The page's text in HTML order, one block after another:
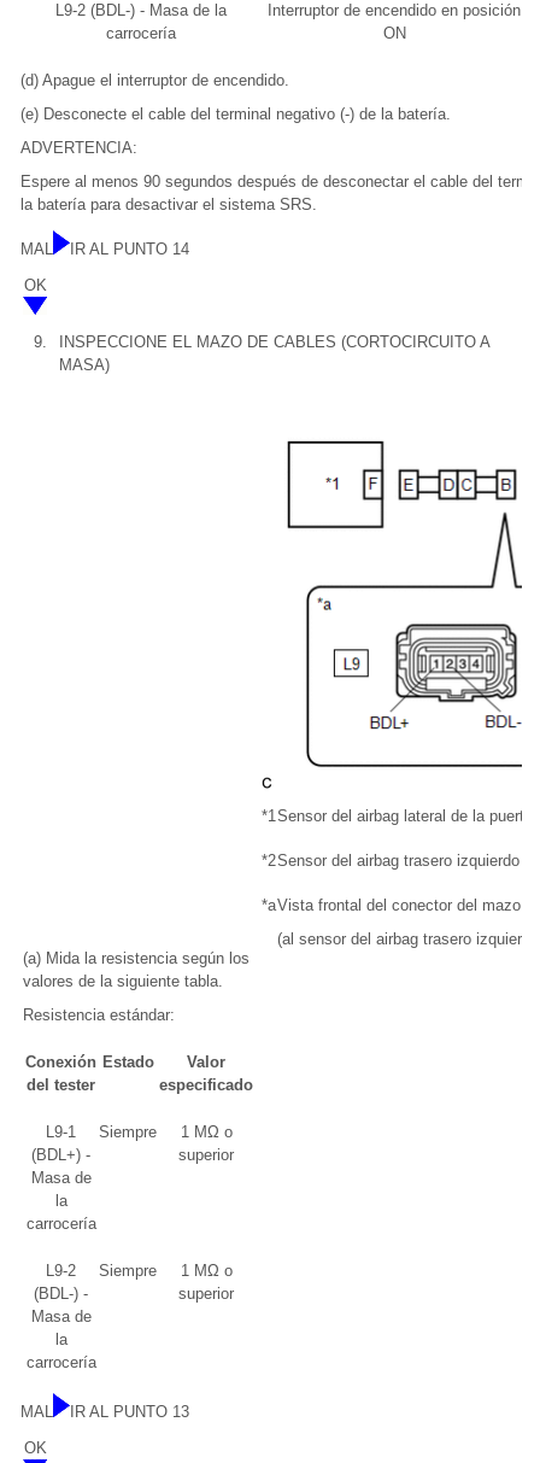
L9-2 (BDL-) - Masa de la
carrocería
Interruptor de encendido en posición
ON
(d) Apague el interruptor de encendido.
(e) Desconecte el cable del terminal negativo (-) de la batería.
ADVERTENCIA:
Espere al menos 90 segundos después de desconectar el cable del
la batería para desactivar el sistema SRS.
MAL
IR AL PUNTO 14
OK
9.
INSPECCIONE EL MAZO DE CABLES (CORTOCIRCUITO A
MASA)
(a) Mida la resistencia según los
valores de la siguiente tabla.
Resistencia estándar:
Conexión
del tester
Estado
Valor
especificado
L9-1
(BDL+) -
Masa de
la
carrocería
Siempre
1 MΩ o
superior
L9-2
(BDL-) -
Masa de
la
carrocería
Siempre
1 MΩ o
superior
*1Sensor del airbag lateral de la puerta
*2Sensor del airbag trasero izquierdo
*aVista frontal del conector del mazo
(al sensor del airbag trasero
MAL
IR AL PUNTO 13
OK